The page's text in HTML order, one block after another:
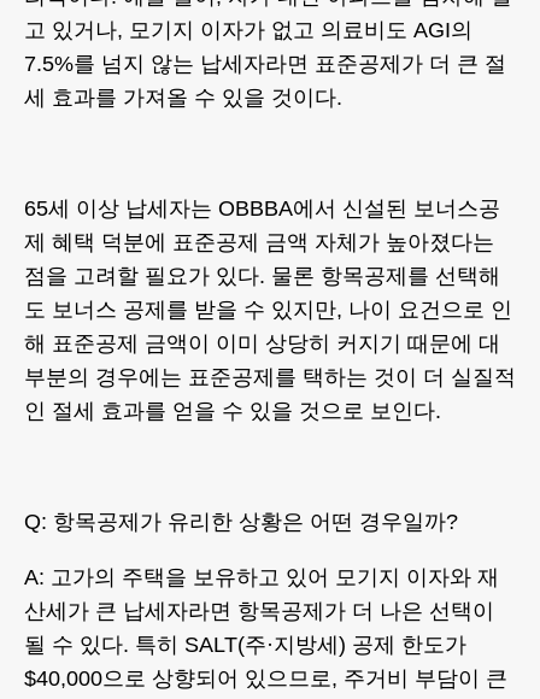
고 있거나, 모기지 이자가 없고 의료비도 AGI의
7.5%를 넘지 않는 납세자라면 표준공제가 더 큰 절
세 효과를 가져올 수 있을 것이다.
65세 이상 납세자는 OBBBA에서 신설된 보너스공
제 혜택 덕분에 표준공제 금액 자체가 높아졌다는
점을 고려할 필요가 있다. 물론 항목공제를 선택해
도 보너스 공제를 받을 수 있지만, 나이 요건으로 인
해 표준공제 금액이 이미 상당히 커지기 때문에 대
부분의 경우에는 표준공제를 택하는 것이 더 실질적
인 절세 효과를 얻을 수 있을 것으로 보인다.
Q: 항목공제가 유리한 상황은 어떤 경우일까?
A: 고가의 주택을 보유하고 있어 모기지 이자와 재
산세가 큰 납세자라면 항목공제가 더 나은 선택이
될 수 있다. 특히 SALT(주·지방세) 공제 한도가
$40,000으로 상향되어 있으므로, 주거비 부담이 큰